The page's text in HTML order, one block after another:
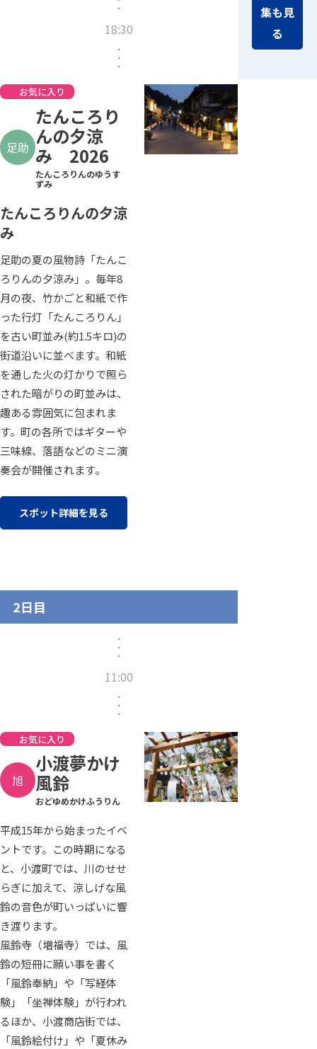
18:30
お気に入り
足助
たんころり
んの夕涼
み 2026
たんころりんのゆうす
ずみ
たんころりんの夕涼
み
足助の夏の風物詩「たんこ
ろりんの夕涼み」。毎年8
月の夜、竹かごと和紙で作
った行灯「たんころりん」
を古い町並み(約1.5キロ)の
街道沿いに並べます。和紙
を通した火の灯かりで照ら
された暗がりの町並みは、
趣ある雰囲気に包まれま
す。町の各所ではギターや
三味線、落語などのミニ演
奏会が開催されます。
スポット詳細を見る
2日目
11:00
お気に入り
旭
小渡夢かけ
風鈴
おどゆめかけふうりん
平成15年から始まったイベ
ントです。この時期になる
と、小渡町では、川のせせ
らぎに加えて、涼しげな風
鈴の音色が町いっぱいに響
き渡ります。
風鈴寺（増福寺）では、風
鈴の短冊に願い事を書く
「風鈴奉納」や「写経体
験」「坐禅体験」が行われ
るほか、小渡商店街では、
「風鈴絵付け」や「夏休み
集も見
る